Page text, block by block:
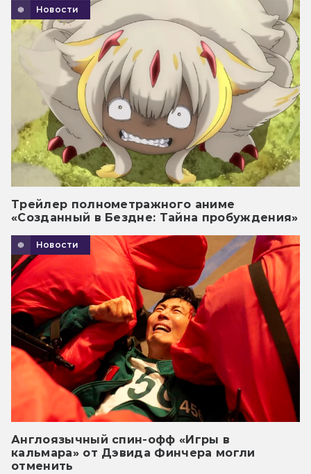
Новости
Трейлер полнометражного аниме
«Созданный в Бездне: Тайна пробуждения»
Новости
Англоязычный спин-офф «Игры в
кальмара» от Дэвида Финчера могли
отменить